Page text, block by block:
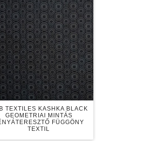
TEXTILES KASHKA BLACK
GEOMETRIAI MINTÁS
FÜGGÖNY
TEXTIL